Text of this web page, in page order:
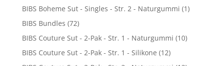
BIBS Boheme Sut - Singles - Str. 2 - Naturgummi (1)
BIBS Bundles (72)
BIBS Couture Sut - 2-Pak - Str. 1 - Naturgummi (10)
BIBS Couture Sut - 2-Pak - Str. 1 - Silikone (12)